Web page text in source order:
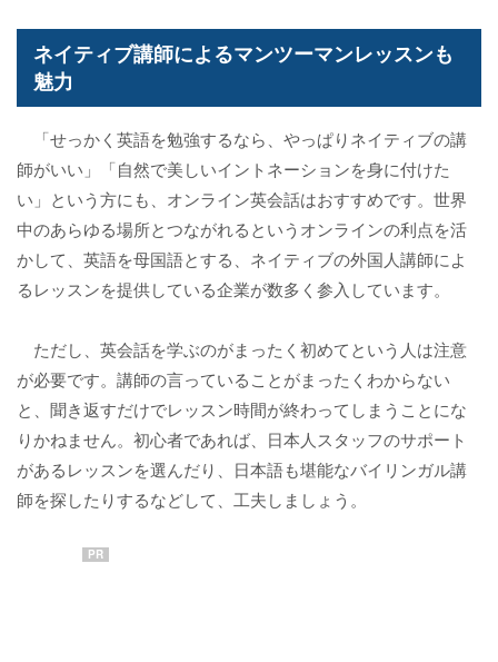
ネイティブ講師によるマンツーマンレッスンも
魅力
「せっかく英語を勉強するなら、やっぱりネイティブの講
師がいい」「自然で美しいイントネーションを身に付けた
い」という方にも、オンライン英会話はおすすめです。世界
中のあらゆる場所とつながれるというオンラインの利点を活
かして、英語を母国語とする、ネイティブの外国人講師によ
るレッスンを提供している企業が数多く参入しています。
ただし、英会話を学ぶのがまったく初めてという人は注意
が必要です。講師の言っていることがまったくわからない
と、聞き返すだけでレッスン時間が終わってしまうことにな
りかねません。初心者であれば、日本人スタッフのサポート
があるレッスンを選んだり、日本語も堪能なバイリンガル講
師を探したりするなどして、工夫しましょう。
PR